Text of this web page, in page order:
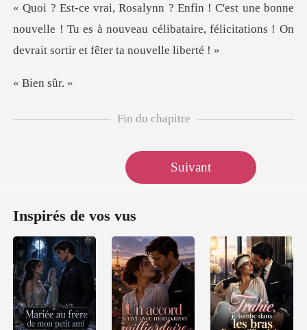
ne
nouvelle ! Tu es à nouveau célibataire, félicitatio
en s
Fin du chapitre
Suivant
Inspirés de vos vus